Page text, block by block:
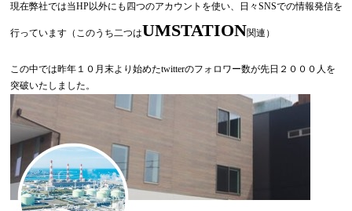
現在弊社では当HP以外にも四つのアカウントを使い、日々SNSでの情報発信を
行っています（このうち二つはUMSTATION関連）
この中では昨年１０月末より始めたtwitterのフォロワー数が先日２０００人を
突破いたしました。